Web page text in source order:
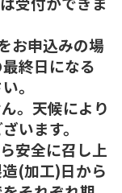
お申込みの場
終日になる
。
。天候により
います。
安全に召し上
(加工)日から